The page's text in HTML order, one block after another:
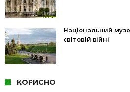
Національний
світовій війні
КОРИСНО